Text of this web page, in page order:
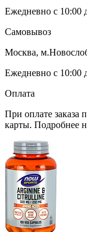
Ежедневно с 10:00
Самовывоз
Москва,
Ежедневно с 10:00
Оплата
При оплате заказа
карты. Подробнее